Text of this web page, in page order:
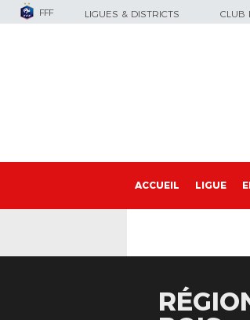
FFF LIGUES & DISTRICTS CLUB
ACCUEIL LIGUE